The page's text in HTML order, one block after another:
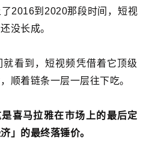
2016到2020那段时间，短视
没长成。
看到，短视频凭借着它顶级
顺着链条一层一层往下吃。
喜马拉雅在市场上的最后定
」的最终落锤价。